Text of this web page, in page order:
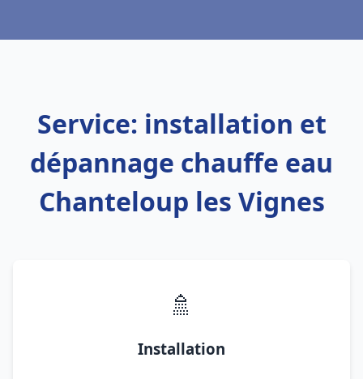
Service: installation et
dépannage chauffe eau
Chanteloup les Vignes
🚿
Installation